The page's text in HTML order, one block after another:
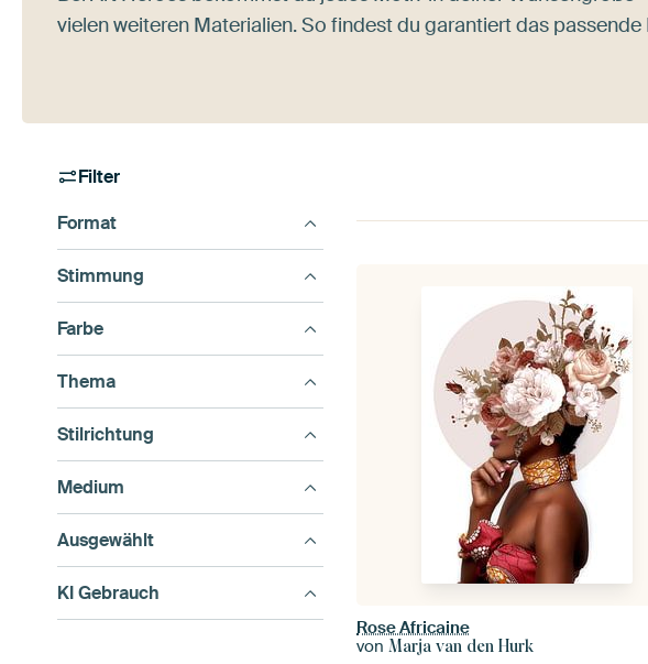
vielen weiteren Materialien. So findest du garantiert das
Filter
Format
Stimmung
Farbe
Thema
Stilrichtung
Medium
Ausgewählt
KI Gebrauch
Rose Africaine
vonMarja van den Hurk